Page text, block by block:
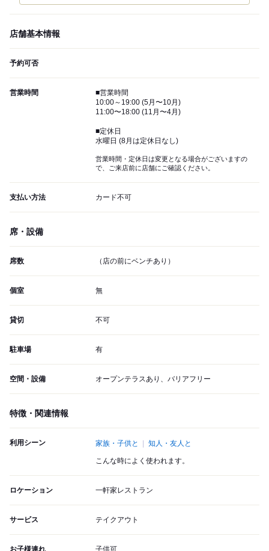
店舗基本情報
予約可否
営業時間
■営業時間
10:00～19:00 (5月〜10月)
11:00〜18:00 (11月〜4月)
■定休日
水曜日 (8月は定休日なし)
営業時間・定休日は変更となる場合がございますの
で、ご来店前に店舗にご確認ください。
支払い方法 カード不可
席・設備
席数 （店の前にベンチあり）
個室 無
貸切 不可
駐車場 有
空間・設備 オープンテラスあり、バリアフリー
特徴・関連情報
利用シーン 家族・子供と 知人・友人と
こんな時によく使われます。
ロケーション 一軒家レストラン
サービス テイクアウト